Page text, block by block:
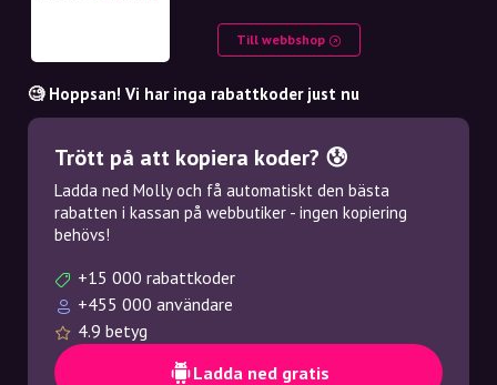
Till webbshop
🧐 Hoppsan! Vi har inga rabattkoder just nu
Trött på att kopiera koder? 😰
Ladda ned Molly och få automatiskt den bästa
rabatten i kassan på webbutiker - ingen kopiering
behövs!
+15 000 rabattkoder
+455 000 användare
4.9 betyg
Ladda ned gratis